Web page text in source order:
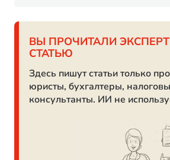
ВЫ ПРОЧИТАЛИ
СТАТЬЮ
Здесь пишут статьи только
юристы, бухгалтеры,
консультанты. ИИ не